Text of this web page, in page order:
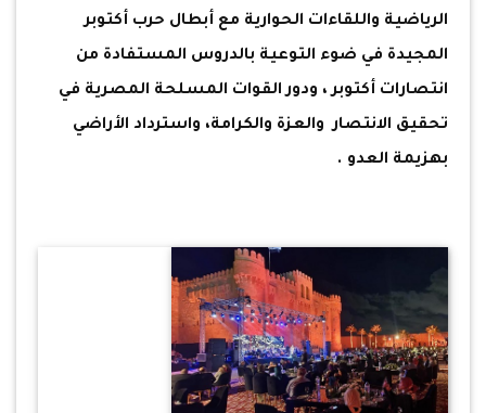
الرياضية واللقاءات الحوارية مع أبطال حرب أكتوبر
المجيدة في ضوء التوعية بالدروس المستفادة من
انتصارات أكتوبر ، ودور القوات المسلحة المصرية في
تحقيق الانتصار والعزة والكرامة، واسترداد الأراضي
بهزيمة العدو .